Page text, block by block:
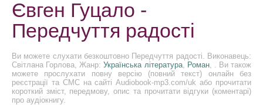
Євген Гуцало -
Передчуття радості
Ви можете слухати безкоштовно Передчуття радості. Виконавець:
Світлана Горлова, Жанр:Українська література, Роман, . Ви також
можете прослухати повну версію (повний текст) онлайн без
реєстрації та СМС на сайті Audiobook-mp3.com/uk або прочитати
короткий зміст, передмову, опис та прочитати відгуки (коментарі)
про аудіокнигу.